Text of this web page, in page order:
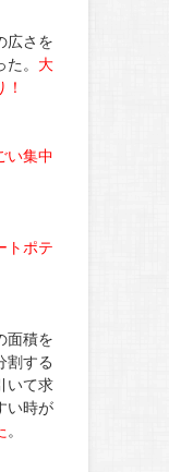
広さを
。 大
い集中
トポテ
面積を
割する
いて求
い時が
。